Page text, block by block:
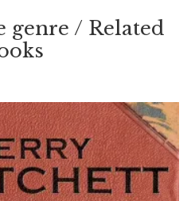
genre / Related